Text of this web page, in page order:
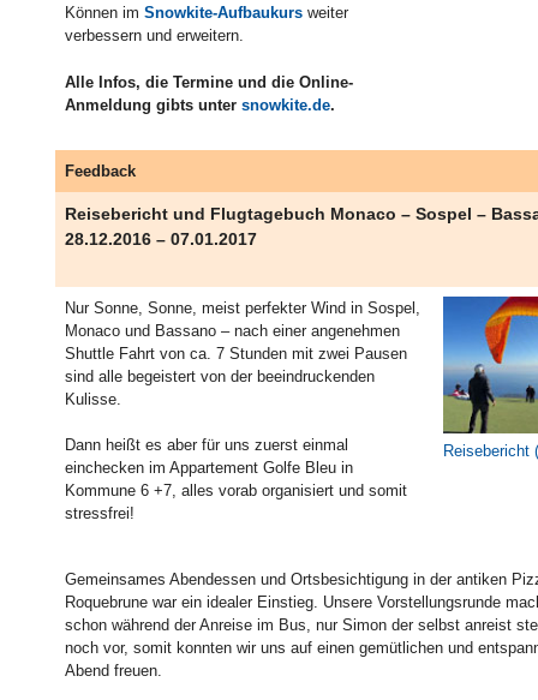
Können im Snowkite-Aufbaukurs weiter
verbessern und erweitern.
Alle Infos, die Termine und die Online-
Anmeldung gibts unter snowkite.de.
Feedback
Reisebericht und Flugtagebuch Monaco – Sospel –
28.12.2016 – 07.01.2017
Nur Sonne, Sonne, meist perfekter Wind in Sospel,
Monaco und Bassano – nach einer angenehmen
Shuttle Fahrt von ca. 7 Stunden mit zwei Pausen
sind alle begeistert von der beeindruckenden
Kulisse.
Dann heißt es aber für uns zuerst einmal
einchecken im Appartement Golfe Bleu in
Kommune 6 +7, alles vorab organisiert und somit
stressfrei!
Reisebericht
Gemeinsames Abendessen und Ortsbesichtigung in der antiken
Roquebrune war ein idealer Einstieg. Unsere Vorstellungsrunde
schon während der Anreise im Bus, nur Simon der selbst anreist
noch vor, somit konnten wir uns auf einen gemütlichen und
Abend freuen.